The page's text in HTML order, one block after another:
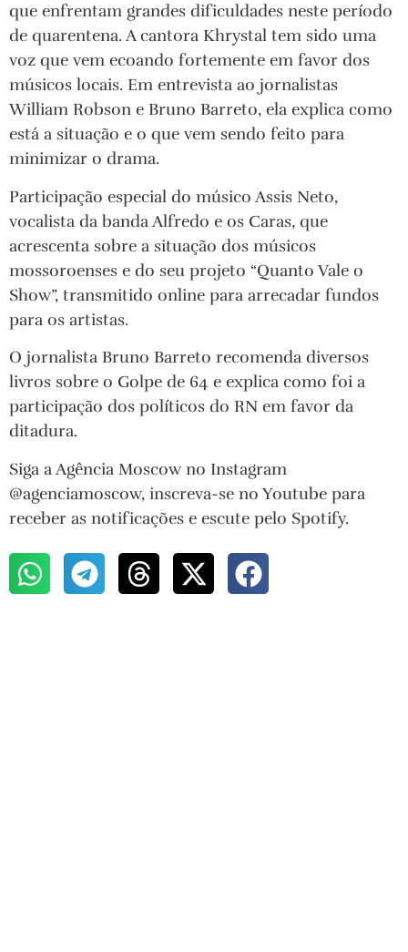
que enfrentam grandes dificuldades neste período
de quarentena. A cantora Khrystal tem sido uma
voz que vem ecoando fortemente em favor dos
músicos locais. Em entrevista ao jornalistas
William Robson e Bruno Barreto, ela explica como
está a situação e o que vem sendo feito para
minimizar o drama.
Participação especial do músico Assis Neto,
vocalista da banda Alfredo e os Caras, que
acrescenta sobre a situação dos músicos
mossoroenses e do seu projeto “Quanto Vale o
Show”, transmitido online para arrecadar fundos
para os artistas.
O jornalista Bruno Barreto recomenda diversos
livros sobre o Golpe de 64 e explica como foi a
participação dos políticos do RN em favor da
ditadura.
Siga a Agência Moscow no Instagram
@agenciamoscow, inscreva-se no Youtube para
receber as notificações e escute pelo Spotify.